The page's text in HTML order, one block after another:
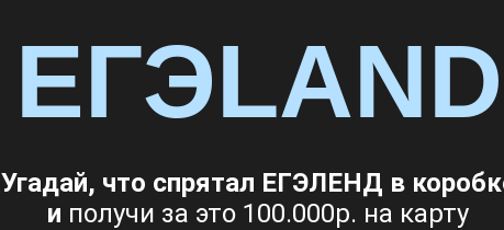
ЕГЭLAND
Угадай, что спрятал ЕГЭЛЕНД в
и получи за это 100.000р. на карту